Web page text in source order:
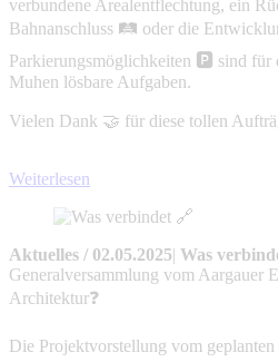
verbundene Arealentflechtung, ein
Bahnanschluss 🛤️ oder die
Parkierungsmöglichkeiten 🅿️ sind für
Muhen lösbare Aufgaben.
Vielen Dank 🤝 für diese tollen
Weiterlesen
Aktuelles / 02.05.2025| Was
Generalversammlung vom Aargauer
Architektur❓
Die Projektvorstellung vom geplanten